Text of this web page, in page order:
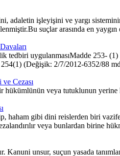
adaletin işleyişini ve yargı
suçlar arasında en
uygulanmasıMadde 253- (1)
(Değişik: 2/7/2012-6352/88
Cezası
veya tutuklunun
gibi dini reislerden biri
veya bunlardan birine
unsur, suçun yasada